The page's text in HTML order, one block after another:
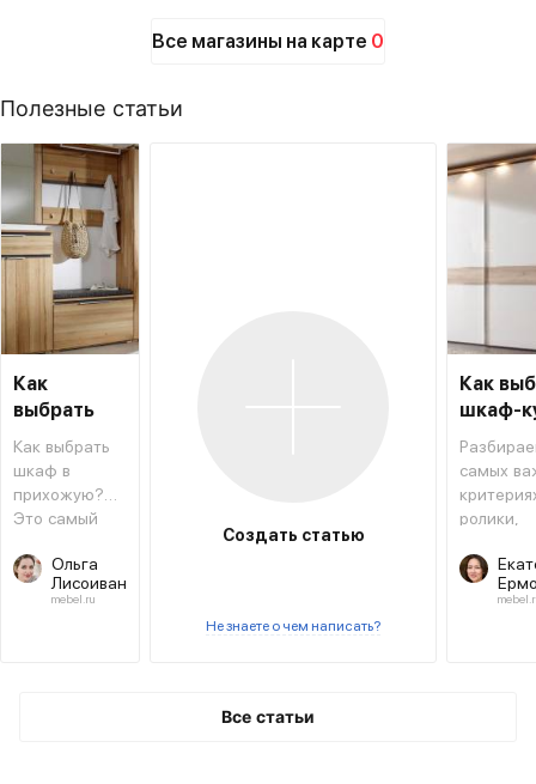
Все магазины на карте 0
Полезные статьи
Как
выбрать
шкаф в
прихожую
Как выбрать
шкаф в
прихожую?
Это самый
предмет
мебели
Ольга
Лисоиван
mebel.ru
Создать статью
Не знаете о чем написать?
Как
шкаф-
самых
ролики,
другое.
Все статьи